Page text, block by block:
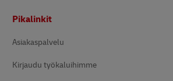
Pikalinkit
Asiakaspalvelu
Kirjaudu työkaluihimme